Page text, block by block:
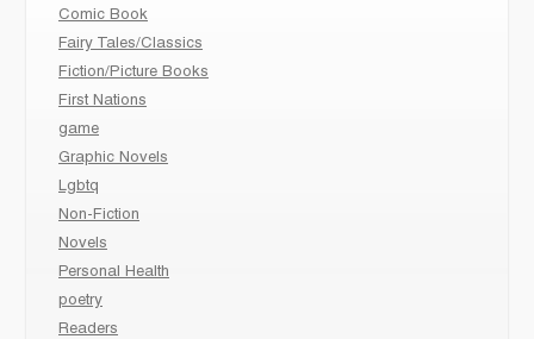
Comic Book
Fairy Tales/Classics
Fiction/Picture Books
First Nations
game
Graphic Novels
Lgbtq
Non-Fiction
Novels
Personal Health
poetry
Readers